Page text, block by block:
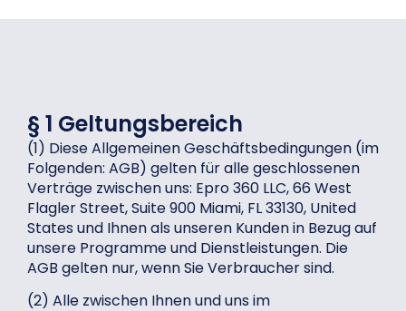
§ 1 Geltungsbereich
(1) Diese Allgemeinen Geschäftsbedingungen (im
Folgenden: AGB) gelten für alle geschlossenen
Verträge zwischen uns: Epro 360 LLC, 66 West
Flagler Street, Suite 900 Miami, FL 33130, United
States und Ihnen als unseren Kunden in Bezug auf
unsere Programme und Dienstleistungen. Die
AGB gelten nur, wenn Sie Verbraucher sind.
(2) Alle zwischen Ihnen und uns im